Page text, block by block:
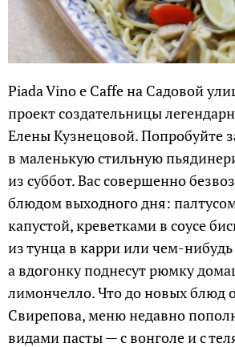
Piada Vino e Caffe на Садовой
проект создательницы
Елены Кузнецовой. Попробуйте
в маленькую стильную
из суббот. Вас совершенно
блюдом выходного дня:
капустой, креветками в соусе
из тунца в карри или чем-
а вдогонку поднесут рюмку
лимончелло. Что до новых блюд
Свирепова, меню недавно
видами пасты — с вонголе и с